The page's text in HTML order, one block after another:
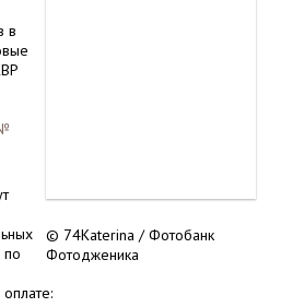
© 74Katerina / Фотобанк
Фотодженика
в
по